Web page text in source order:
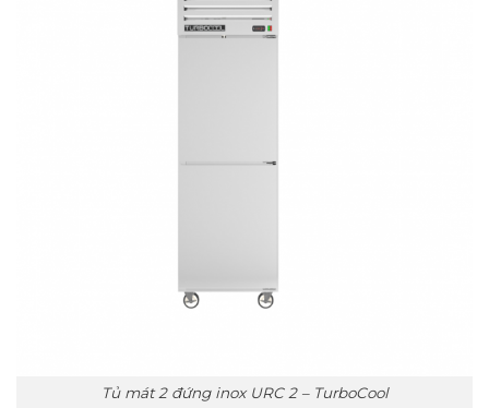
Tủ mát 2 đứng inox URC 2 – TurboCool